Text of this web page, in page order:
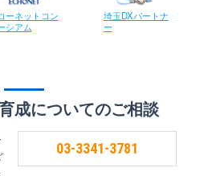
ーネットコン
シアム
埼玉DXパートナ
ー
成についてのご相談
03-3341-3781